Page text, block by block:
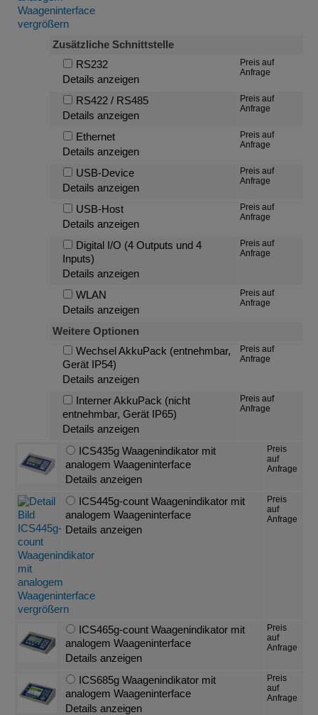
Zusätzliche Schnittstelle
RS232
Details anzeigen
Preis auf
Anfrage
RS422 / RS485
Details anzeigen
Preis auf
Anfrage
Ethernet
Details anzeigen
Preis auf
Anfrage
USB-Device
Details anzeigen
Preis auf
Anfrage
USB-Host
Details anzeigen
Preis auf
Anfrage
Digital I/O (4 Outputs und 4
Inputs)
Details anzeigen
Preis auf
Anfrage
WLAN
Details anzeigen
Preis auf
Anfrage
Weitere Optionen
Wechsel AkkuPack (entnehmbar,
Gerät IP54)
Details anzeigen
Preis auf
Anfrage
Interner AkkuPack (nicht
entnehmbar, Gerät IP65)
Details anzeigen
Preis auf
Anfrage
ICS435g Waagenindikator mit
analogem Waageninterface
Details anzeigen
Preis
auf
Anfrage
ICS445g-count Waagenindikator mit
analogem Waageninterface
Details anzeigen
Preis
auf
Anfrage
ICS465g-count Waagenindikator mit
analogem Waageninterface
Details anzeigen
Preis
auf
Anfrage
ICS685g Waagenindikator mit
analogem Waageninterface
Details anzeigen
Preis
auf
Anfrage